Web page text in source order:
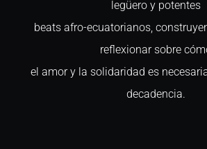
legüero y potentes
beats afro-ecuatorianos,
reflexionar sobre
el amor y la solidaridad es
decadencia.